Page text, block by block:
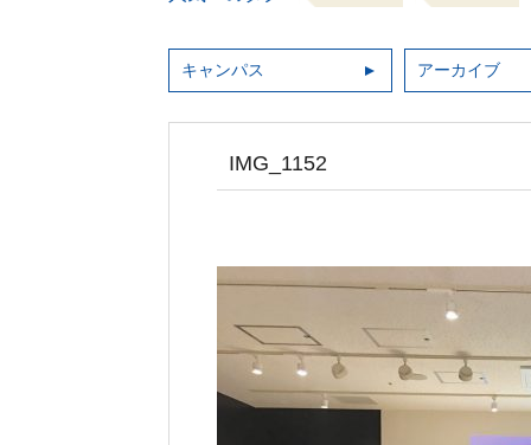
キャンパス アーカイブ
IMG_1152